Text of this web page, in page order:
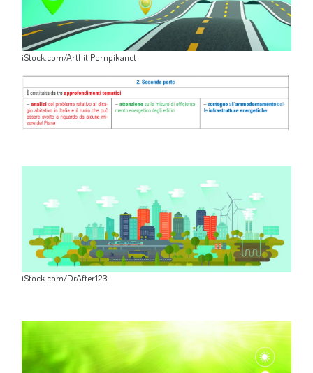
iStock.com/Arthit Pornpikanet
iStock.com/DrAfter123